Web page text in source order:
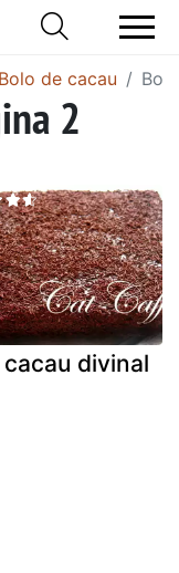
Bolo de cacau
2
divinal